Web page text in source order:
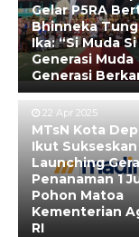
Gelar P5RA
Bhinneka
Ika: “Si Muda Si
Generasi Muda
Generasi
22 Apr 2025
MTsN Kota
Ikut Sukseskan
Launching
Penanaman 1
Pohon Matoa
Kementerian
RI